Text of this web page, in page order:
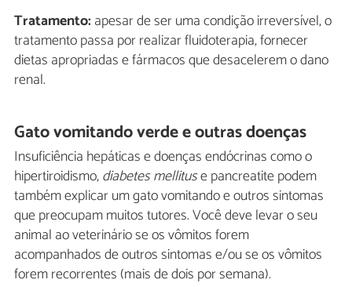
Tratamento:apesar de ser uma condição irreversível, o
tratamento passa por realizar fluidoterapia, fornecer
dietas apropriadas e fármacos que desacelerem o dano
renal.
Gato vomitando verde e outras doenças
Insuficiência hepáticas e doenças endócrinas como o
hipertiroidismo,diabetes mellituse pancreatite podem
também explicar um gato vomitando e outros sintomas
que preocupam muitos tutores. Você deve levar o seu
animal ao veterinário se os vômitos forem
acompanhados de outros sintomas e/ou se os vômitos
forem recorrentes (mais de dois por semana).